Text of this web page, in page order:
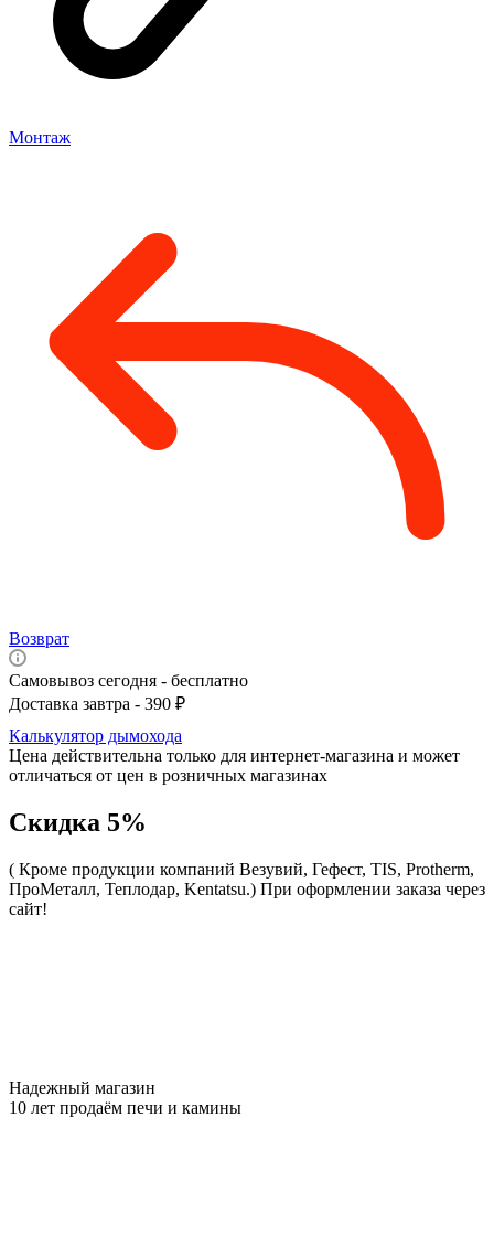
Монтаж
Возврат
Самовывоз сегодня - бесплатно
Доставка завтра - 390 ₽
Калькулятор дымохода
Цена действительна только для интернет-магазина и может
отличаться от цен в розничных магазинах
Скидка 5%
( Кроме продукции компаний Везувий, Гефест, TIS, Protherm,
ПроМеталл, Теплодар, Kentatsu.) При оформлении заказа через
сайт!
Надежный магазин
10 лет продаём печи и камины